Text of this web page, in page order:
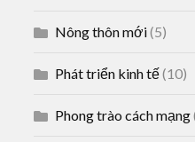
Nông thôn mới(5)
Phát triển kinh tế(10)
Phong trào cách mạng